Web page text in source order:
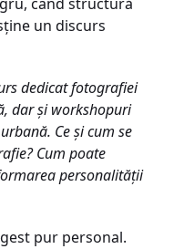
un discurs
dedicat fotografiei
dar şi workshopuri
Ce şi cum se
Cum poate
personalităţii
pur personal.